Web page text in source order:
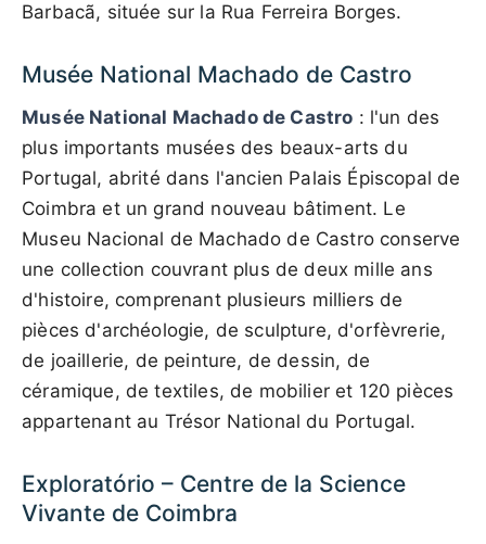
Barbacã, située sur la Rua Ferreira Borges.
Musée National Machado de Castro
Musée National Machado de Castro : l'un des
plus importants musées des beaux-arts du
Portugal, abrité dans l'ancien Palais Épiscopal de
Coimbra et un grand nouveau bâtiment. Le
Museu Nacional de Machado de Castro conserve
une collection couvrant plus de deux mille ans
d'histoire, comprenant plusieurs milliers de
pièces d'archéologie, de sculpture, d'orfèvrerie,
de joaillerie, de peinture, de dessin, de
céramique, de textiles, de mobilier et 120 pièces
appartenant au Trésor National du Portugal.
Exploratório – Centre de la Science
Vivante de Coimbra